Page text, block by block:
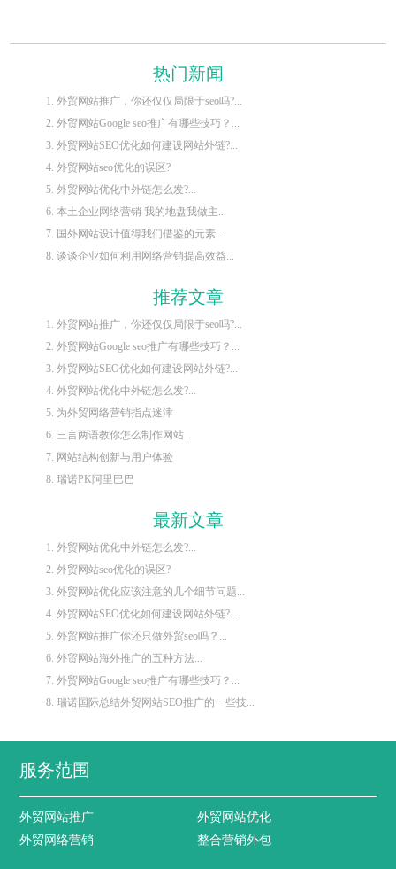
热门新闻
1. 外贸网站推广，你还仅仅局限于seo吗?...
2. 外贸网站Google seo推广有哪些技巧？...
3. 外贸网站SEO优化如何建设网站外链?...
4. 外贸网站seo优化的误区?
5. 外贸网站优化中外链怎么发?...
6. 本土企业网络营销 我的地盘我做主...
7. 国外网站设计值得我们借鉴的元素...
8. 谈谈企业如何利用网络营销提高效益...
推荐文章
1. 外贸网站推广，你还仅仅局限于seo吗?...
2. 外贸网站Google seo推广有哪些技巧？...
3. 外贸网站SEO优化如何建设网站外链?...
4. 外贸网站优化中外链怎么发?...
5. 为外贸网络营销指点迷津
6. 三言两语教你怎么制作网站...
7. 网站结构创新与用户体验
8. 瑞诺PK阿里巴巴
最新文章
1. 外贸网站优化中外链怎么发?...
2. 外贸网站seo优化的误区?
3. 外贸网站优化应该注意的几个细节问题...
4. 外贸网站SEO优化如何建设网站外链?...
5. 外贸网站推广你还只做外贸seo吗？...
6. 外贸网站海外推广的五种方法...
7. 外贸网站Google seo推广有哪些技巧？...
8. 瑞诺国际总结外贸网站SEO推广的一些技...
服务范围
外贸网站推广
外贸网站优化
外贸网络营销
整合营销外包